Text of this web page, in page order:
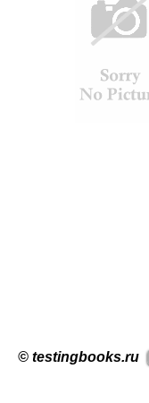
© testingbooks.ru